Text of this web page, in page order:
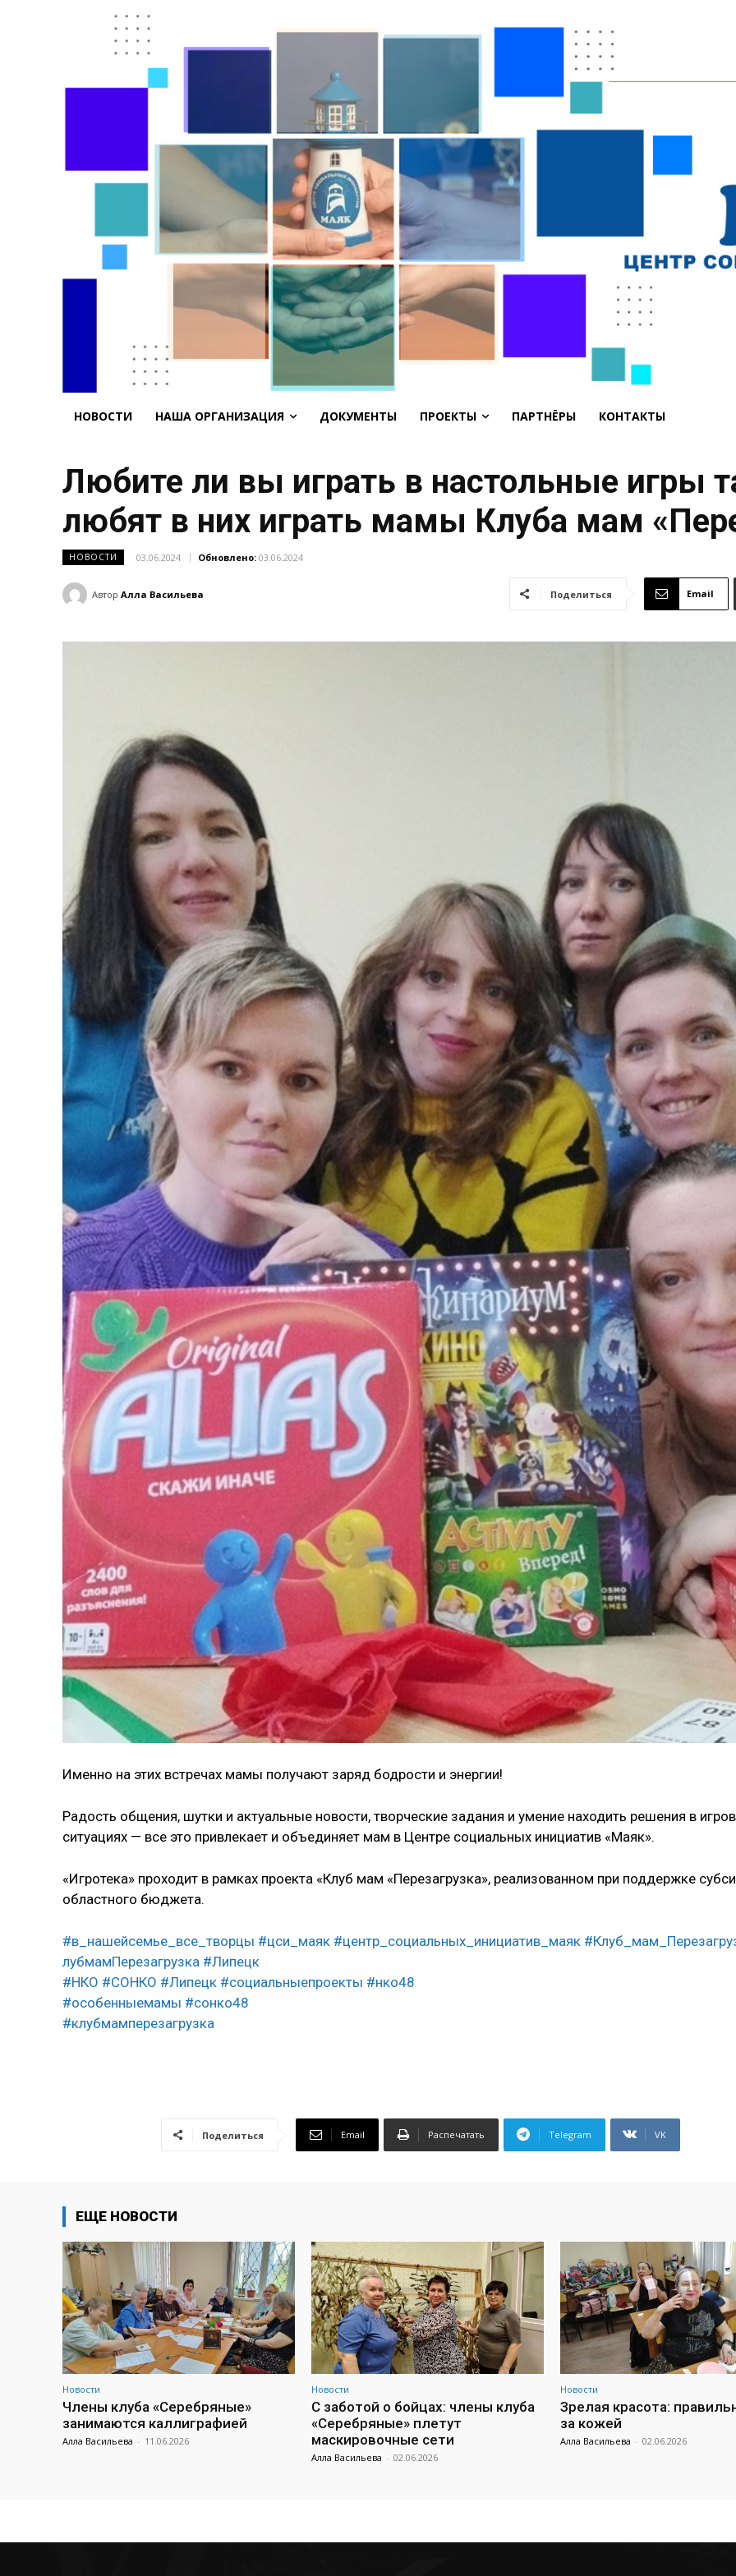
НОВОСТИ НАША ОРГАНИЗАЦИЯ ДОКУМЕНТЫ ПРОЕКТЫ ПАРТНЁРЫ КОНТАКТЫ
Любите ли вы играть в настольные игры
любят в них играть мамы Клуба мам
НОВОСТИ 03.06.2024 Обновлено: 03.06.2024
Автор Алла Васильева Поделиться Email
Именно на этих встречах мамы получают заряд бодрости и энергии!
Радость общения, шутки и актуальные новости, творческие задания и умение находить решения в
ситуациях — все это привлекает и объединяет мам в Центре социальных инициатив «Маяк».
«Игротека» проходит в рамках проекта «Клуб мам «Перезагрузка», реализованном при поддержке
областного бюджета.
#в_нашейсемье_все_творцы #цси_маяк #центр_социальных_инициатив_маяк
лубмамПерезагрузка #Липецк
#НКО #СОНКО #Липецк #социальныепроекты #нко48
#особенныемамы #сонко48
#клубмамперезагрузка
Поделиться Email Распечатать Telegram VK
ЕЩЕ НОВОСТИ
Новости
Члены клуба «Серебряные»
занимаются каллиграфией
Алла Васильева - 11.06.2026
Новости
С заботой о бойцах: члены клуба
«Серебряные» плетут
маскировочные сети
Алла Васильева - 02.06.2026
Новости
Зрелая красота:
за кожей
Алла Васильева - 02.06.2026